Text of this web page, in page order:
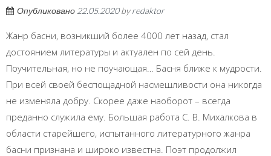
Опубликовано 22.05.2020byredaktor
Жанр басни, возникший более 4000 лет назад, стал
достоянием литературы и актуален по сей день.
Поучительная, но не поучающая… Басня ближе к мудрости.
При всей своей беспощадной насмешливости она никогда
не изменяла добру. Скорее даже наоборот – всегда
преданно служила ему. Большая работа С. В. Михалкова в
области старейшего, испытанного литературного жанра
басни признана и широко известна. Поэт продолжил